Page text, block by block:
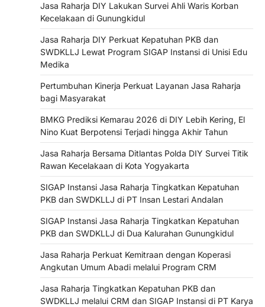
Jasa Raharja DIY Lakukan Survei Ahli Waris Korban
Kecelakaan di Gunungkidul
Jasa Raharja DIY Perkuat Kepatuhan PKB dan
SWDKLLJ Lewat Program SIGAP Instansi di Unisi Edu
Medika
Pertumbuhan Kinerja Perkuat Layanan Jasa Raharja
bagi Masyarakat
BMKG Prediksi Kemarau 2026 di DIY Lebih Kering, El
Nino Kuat Berpotensi Terjadi hingga Akhir Tahun
Jasa Raharja Bersama Ditlantas Polda DIY Survei Titik
Rawan Kecelakaan di Kota Yogyakarta
SIGAP Instansi Jasa Raharja Tingkatkan Kepatuhan
PKB dan SWDKLLJ di PT Insan Lestari Andalan
SIGAP Instansi Jasa Raharja Tingkatkan Kepatuhan
PKB dan SWDKLLJ di Dua Kalurahan Gunungkidul
Jasa Raharja Perkuat Kemitraan dengan Koperasi
Angkutan Umum Abadi melalui Program CRM
Jasa Raharja Tingkatkan Kepatuhan PKB dan
SWDKLLJ melalui CRM dan SIGAP Instansi di PT Karya